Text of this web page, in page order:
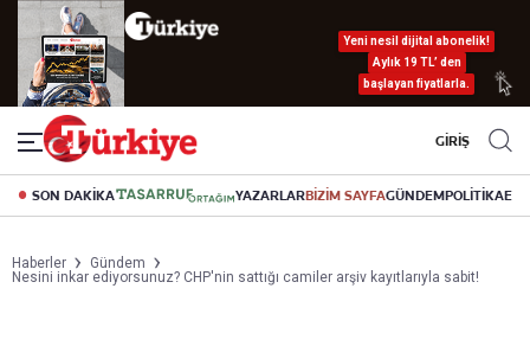
Yeni nesil dijital abonelik!
Aylık 19 TL’ den
başlayan fiyatlarla.
GİRİŞ
SON DAKİKA YAZARLARBİZİM SAYFAGÜNDEMPOLİTİKA
Haberler
Gündem
Nesini inkar ediyorsunuz? CHP'nin sattığı camiler arşiv kayıtlarıyla sabit!